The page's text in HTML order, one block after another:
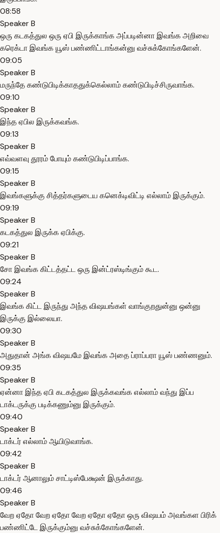
08:58
Speaker B
ஒரு கடகத்துல ஒரு ஏபி இருக்காங்க அப்படின்னா இவங்க அறிவை
கரெக்டா இவங்க யூஸ் பண்ணிட்டாங்கன்னு வச்சுக்கோங்களேன்.
09:05
Speaker B
மருந்தே கண்டுபிடிக்காததுக்கெல்லாம் கண்டுபிடிச்சிருவாங்க.
09:10
Speaker B
இந்த ஏபில இருக்கவங்க.
09:13
Speaker B
எவ்வளவு தூரம் போயும் கண்டுபிடிப்பாங்க.
09:15
Speaker B
இவங்களுக்கு சித்தர்களுடைய கனெக்டிவிட்டி எல்லாம் இருக்கும்.
09:19
Speaker B
கடகத்துல இருக்க ஏபிக்கு.
09:21
Speaker B
சோ இவங்க கிட்டத்தட்ட ஒரு இன்ட்ரஸ்டிங்கும் கூட.
09:24
Speaker B
இவங்க கிட்ட இருந்து அந்த விஷயங்கள் வாங்குறதுன்னு ஒன்னு
இருக்கு இல்லையா.
09:30
Speaker B
அதுதான் அங்க விஷயமே இவங்க அதை ப்ராப்பரா யூஸ் பண்ணனும்.
09:35
Speaker B
ஏன்னா இந்த ஏபி கடகத்துல இருக்கவங்க எல்லாம் வந்து இப்ப
டாக்டருக்கு படிக்கணும்னு இருக்கும்.
09:40
Speaker B
டாக்டர் எல்லாம் ஆயிடுவாங்க.
09:42
Speaker B
டாக்டர் ஆனாலும் சாட்டிஸ்பேக்ஷன் இருக்காது.
09:46
Speaker B
வேற ஏதோ வேற ஏதோ வேற ஏதோ ஏதோ ஒரு விஷயம் அவங்கள பிரிக்
பண்ணிட்டே இருக்கும்னு வச்சுக்கோங்களேன்.